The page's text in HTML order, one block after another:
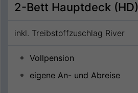
2-Bett Hauptdeck (HD)
inkl. Treibstoffzuschlag River
Vollpension
eigene An- und Abreise